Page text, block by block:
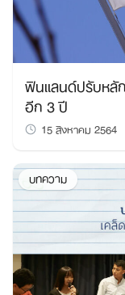
ฟินแลนด์ปรับหลั
อีก 3 ปี
15 สิงหาคม 2564
บทความ